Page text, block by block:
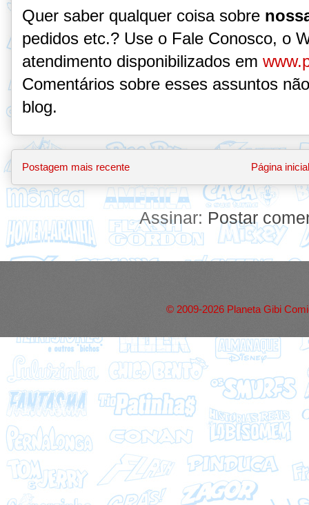
Quer saber qualquer coisa sobre
pedidos etc.? Use o Fale Conosco, o
atendimento disponibilizados em
Comentários sobre esses assuntos
blog.
Postagem mais recente Página inicial
Assinar: Postar
© 2009-2026 Planeta Gibi